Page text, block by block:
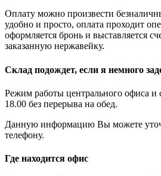
Оплату можно произвести
удобно и просто, оплата проходит
оформляется бронь и выставляется
заказанную нержавейку.
Склад подождет, если я немного
Режим работы центрального офиса и
18.00 без перерыва на обед.
Данную информацию Вы можете
телефону.
Где находится офис